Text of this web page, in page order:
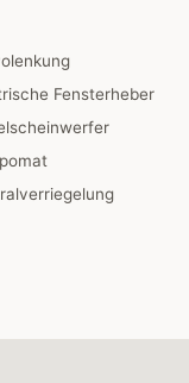
Fensterheber